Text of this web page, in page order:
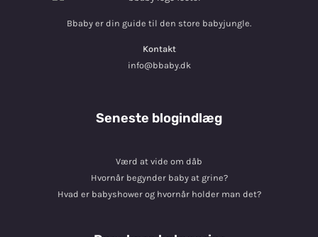
Bbaby er din guide til den store babyjungle.
Kontakt
info@bbaby.dk
Seneste blogindlæg
Værd at vide om dåb
Hvornår begynder baby at grine?
Hvad er babyshower og hvornår holder man det?